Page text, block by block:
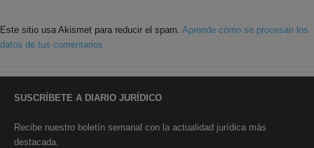
Este sitio usa Akismet para reducir el spam. Aprende cómo se procesan los
datos de tus comentarios.
SUSCRÍBETE A DIARIO JURÍDICO
Recibe nuestro boletín semanal con la actualidad jurídica más
destacada.